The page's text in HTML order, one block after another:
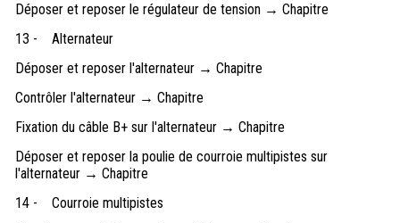
Déposer et reposer le régulateur de tension → Chapitre
13 -
Alternateur
Déposer et reposer l'alternateur → Chapitre
Contrôler l'alternateur → Chapitre
Fixation du câble B+ sur l'alternateur → Chapitre
Déposer et reposer la poulie de courroie multipistes sur
l'alternateur → Chapitre
14 -
Courroie multipistes